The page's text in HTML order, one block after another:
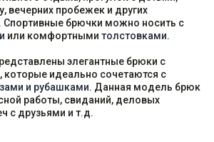
вечерних пробежек и других
Спортивные брючки можно носить с
или комфортными толстовками.
элегантные брюки с
которые идеально сочетаются с
и рубашками. Данная модель брюк
работы, свиданий, деловых
с друзьями и т.д.